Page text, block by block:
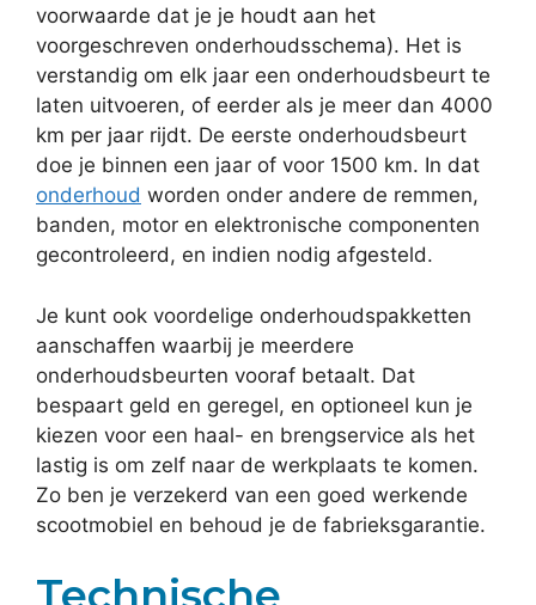
voorwaarde dat je je houdt aan het
voorgeschreven onderhoudsschema). Het is
verstandig om elk jaar een onderhoudsbeurt te
laten uitvoeren, of eerder als je meer dan 4000
km per jaar rijdt. De eerste onderhoudsbeurt
doe je binnen een jaar of voor 1500 km. In dat
onderhoud worden onder andere de remmen,
banden, motor en elektronische componenten
gecontroleerd, en indien nodig afgesteld.
Je kunt ook voordelige onderhoudspakketten
aanschaffen waarbij je meerdere
onderhoudsbeurten vooraf betaalt. Dat
bespaart geld en geregel, en optioneel kun je
kiezen voor een haal- en brengservice als het
lastig is om zelf naar de werkplaats te komen.
Zo ben je verzekerd van een goed werkende
scootmobiel en behoud je de fabrieksgarantie.